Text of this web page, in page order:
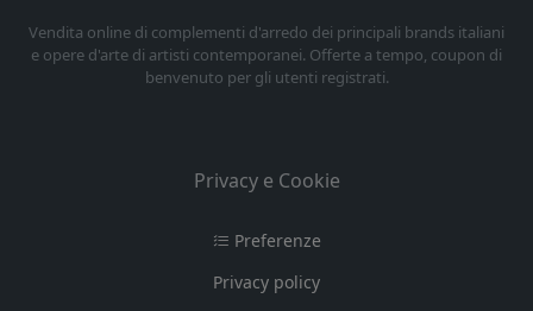
Vendita online di complementi d'arredo dei principali brands italiani
e opere d'arte di artisti contemporanei. Offerte a tempo, coupon di
benvenuto per gli utenti registrati.
Privacy e Cookie
Preferenze
Privacy policy